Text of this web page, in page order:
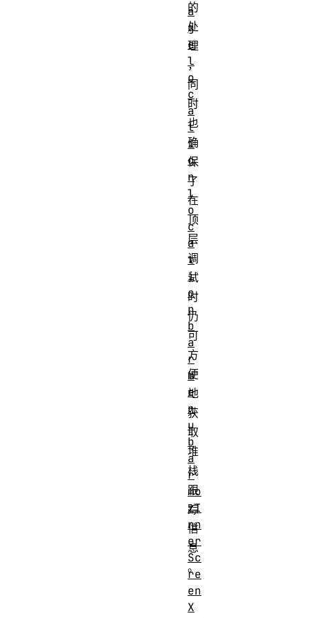
的
处
理
，
同
时
也
确
保
了
在
顶
层
调
试
时
仍
可
方
便
地
获
取
堆
栈
跟
踪
信
息
。
a
g
e
l
o
c
a
t
i
o
n
l
o
c
a
t
i
o
n
b
a
r
m
e
n
u
b
a
r
mo
zI
nn
er
Sc
re
en
X